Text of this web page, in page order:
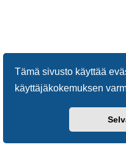
Tämä sivusto käyttää
käyttäjäkokemuksen